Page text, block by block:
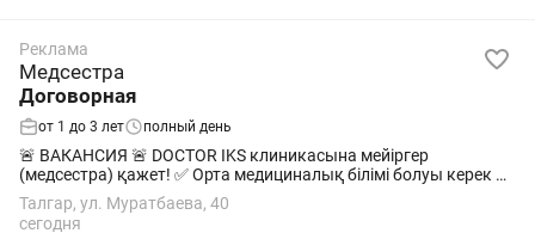
Реклама
Медсестра
Договорная
от 1 до 3 лет полный день
🚨 ВАКАНСИЯ 🚨 DOCTOR IKS клиникасына мейіргер
(медсестра) қажет! ✅ Орта медициналық білімі болуы керек ✅
Жауапты, ұқыпты, науқастармен жақсы қарым-қатынас
жасай алатын маман ✅ Жұмыс тәжірибесі...
Талгар, ул. Муратбаева, 40
сегодня